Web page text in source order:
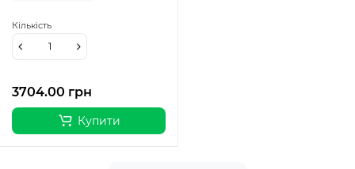
QT2578R6080
3704.00 грн
Кількість
Купити